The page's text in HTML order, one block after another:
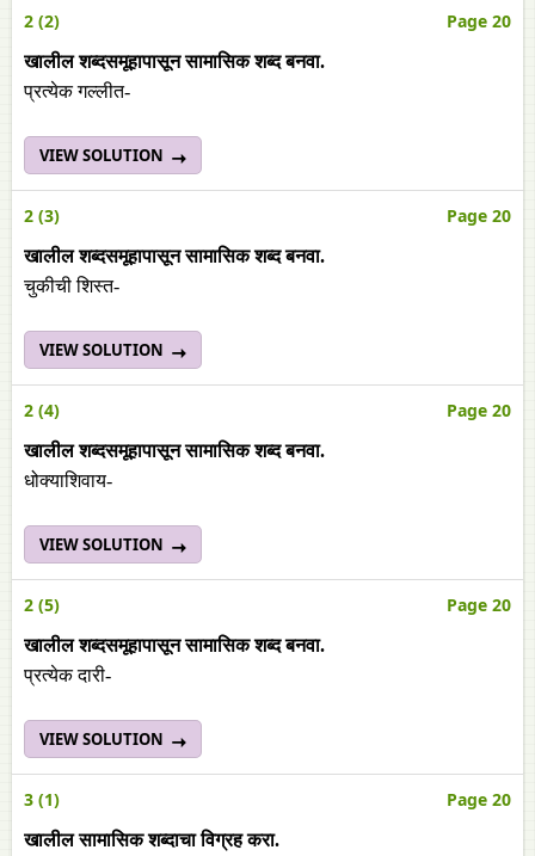
2 (2) Page 20
खालील शब्दसमूहापासून सामासिक शब्द बनवा.
प्रत्येक गल्लीत-
VIEW SOLUTION
2 (3) Page 20
खालील शब्दसमूहापासून सामासिक शब्द बनवा.
चुकीची शिस्त-
VIEW SOLUTION
2 (4) Page 20
खालील शब्दसमूहापासून सामासिक शब्द बनवा.
धोक्याशिवाय-
VIEW SOLUTION
2 (5) Page 20
खालील शब्दसमूहापासून सामासिक शब्द बनवा.
प्रत्येक दारी-
VIEW SOLUTION
3 (1) Page 20
खालील सामासिक शब्दाचा विग्रह करा.